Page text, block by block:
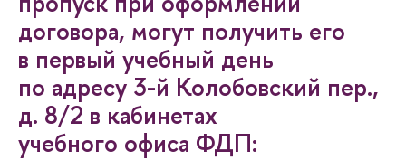
договора, могут получить его
первый учебный день
по адресу 3-й Колобовский пер.,
д. 8/2 в кабинетах
учебного офиса ФДП: